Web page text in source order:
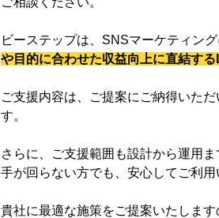
ビーステップは、SNSマーケティン
や目的に合わせた収益向上に直結す
ご支援内容は、ご提案にご納得いた
す。
さらに、ご支援範囲も設計から運用
手が回らない方でも、安心してご利用
貴社に最適な施策をご提案いたします